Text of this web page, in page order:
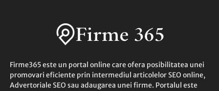
Firme365 este un portal online care ofera posibilitatea unei
promovari eficiente prin intermediul articolelor SEO online,
Advertoriale SEO sau adaugarea unei firme. Portalul este